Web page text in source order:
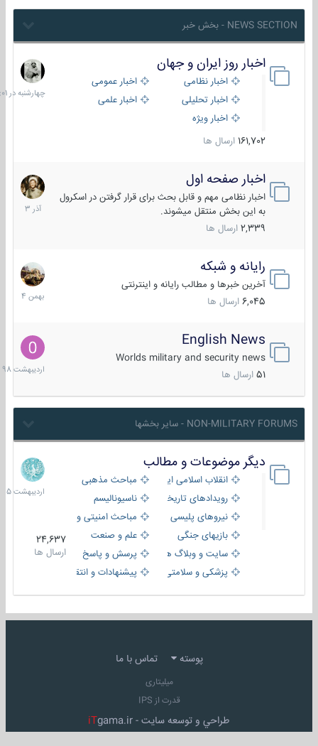
NEWS SECTION - بخش خبر
اخبار روز ایران و جهان
اخبار نظامی
اخبار عمومی
اخبار تحلیلی
اخبار علمی
اخبار ویژه
161,702 ارسال ها
در
06:01
اخبار صفحه اول
اخبار نظامی مهم و قابل بحث برای قرار گرفتن در اسکرول
به این بخش منتقل میشوند.
2,339 ارسال ها
7
آذر
1403
رایانه و شبکه
آخرین خبرها و مطالب رایانه و اینترنتی
6,045 ارسال ها
30
بهمن
1404
English News
Worlds military and security news
51 ارسال ها
10
1398
NON-MILITARY FORUMS - سایر بخشها
دیگر موضوعات و مطالب
انقلاب اسلامی ایران
مباحث مذهبی
رویدادهای تاریخی و مذهبیناسیونالیسم
نیروهای پلیسی
مباحث امنیتی و اطلاعاتی
بازیهای جنگی
علم و صنعت
سایت و وبلاگ ها
پرسش و پاسخ
پزشکی و سلامتی
پیشنهادات و انتقادات
24,637
ارسال ها
8
1405
پوسته تماس با ما
میلیتاری
قدرت از IPS
طراحي و توسعه سايت - iTgama.ir